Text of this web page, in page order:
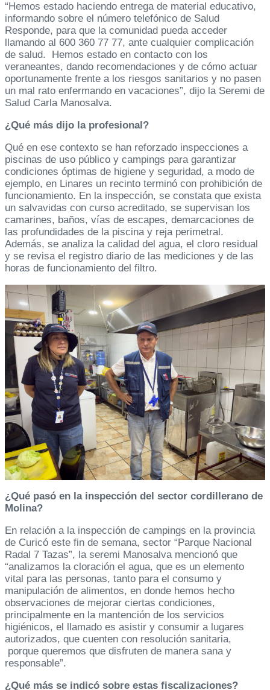
“Hemos estado haciendo entrega de material educativo,
informando sobre el número telefónico de Salud
Responde, para que la comunidad pueda acceder
llamando al 600 360 77 77, ante cualquier complicación
de salud. Hemos estado en contacto con los
veraneantes, dando recomendaciones y de cómo actuar
oportunamente frente a los riesgos sanitarios y no pasen
un mal rato enfermando en vacaciones”, dijo la Seremi de
Salud Carla Manosalva.
¿Qué más dijo la profesional?
Qué en ese contexto se han reforzado inspecciones a
piscinas de uso público y campings para garantizar
condiciones óptimas de higiene y seguridad, a modo de
ejemplo, en Linares un recinto terminó con prohibición de
funcionamiento. En la inspección, se constata que exista
un salvavidas con curso acreditado, se supervisan los
camarines, baños, vías de escapes, demarcaciones de
las profundidades de la piscina y reja perimetral.
Además, se analiza la calidad del agua, el cloro residual
y se revisa el registro diario de las mediciones y de las
horas de funcionamiento del filtro.
¿Qué pasó en la inspección del sector cordillerano de
Molina?
En relación a la inspección de campings en la provincia
de Curicó este fin de semana, sector “Parque Nacional
Radal 7 Tazas”, la seremi Manosalva mencionó que
“analizamos la cloración el agua, que es un elemento
vital para las personas, tanto para el consumo y
manipulación de alimentos, en donde hemos hecho
observaciones de mejorar ciertas condiciones,
principalmente en la mantención de los servicios
higiénicos, el llamado es asistir y consumir a lugares
autorizados, que cuenten con resolución sanitaria,
porque queremos que disfruten de manera sana y
responsable”.
¿Qué más se indicó sobre estas fiscalizaciones?